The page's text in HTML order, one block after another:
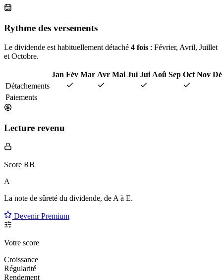
Rythme des versements
Le dividende est habituellement détaché 4 fois : Février, Avril, Juillet
et Octobre.
Jan Fév Mar Avr Mai Jui Jui Aoû Sep Oct Nov
Détachements
Paiements
Lecture revenu
Score RB
A
La note de sûreté du dividende, de A à E.
Devenir Premium
Votre score
Croissance
Régularité
Rendement